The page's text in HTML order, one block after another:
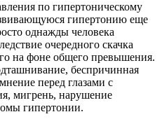
по гипертоническому
гипертонию еще
однажды человека
очередного скачка
на фоне общего превышения.
беспричинная
перед глазами с
мигрень, нарушение
гипертонии.